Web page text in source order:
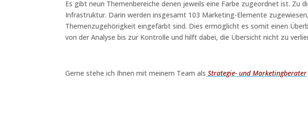
Es gibt neun Themenbereiche denen jeweils eine Farbe zugeordnet ist. Zu
Infrastruktur. Darin werden insgesamt 103 Marketing-Elemente
Themenzugehörigkeit eingefärbt sind. Dies ermöglicht es somit einen
von der Analyse bis zur Kontrolle und hilft dabei, die Übersicht nicht zu
Gerne stehe ich Ihnen mit meinem Team als Strategie- und Marketingberater